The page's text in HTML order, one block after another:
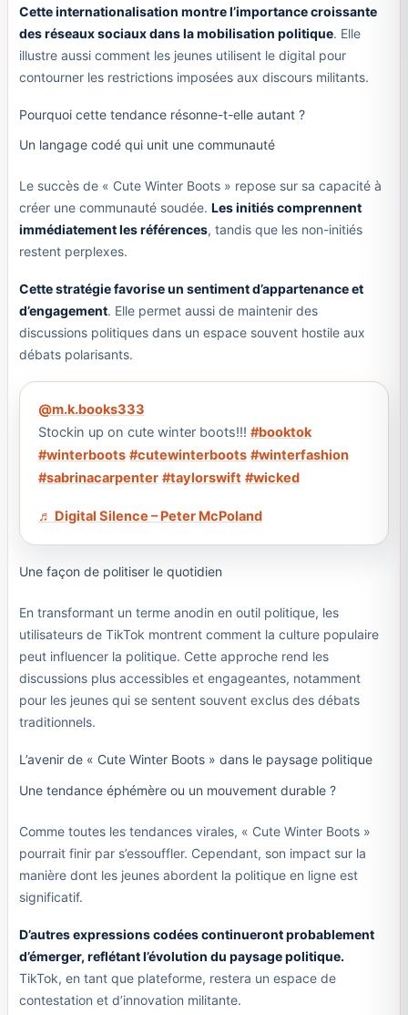
Cette internationalisation montre l’importance croissante
des réseaux sociaux dans la mobilisation politique. Elle
illustre aussi comment les jeunes utilisent le digital pour
contourner les restrictions imposées aux discours militants.
Pourquoi cette tendance résonne-t-elle autant ?
Un langage codé qui unit une communauté
Le succès de « Cute Winter Boots » repose sur sa capacité à
créer une communauté soudée. Les initiés comprennent
immédiatement les références, tandis que les non-initiés
restent perplexes.
Cette stratégie favorise un sentiment d’appartenance et
d’engagement. Elle permet aussi de maintenir des
discussions politiques dans un espace souvent hostile aux
débats polarisants.
@m.k.books333
Stockin up on cute winter boots!!! #booktok
#winterboots #cutewinterboots #winterfashion
#sabrinacarpenter #taylorswift #wicked
♬ Digital Silence – Peter McPoland
Une façon de politiser le quotidien
En transformant un terme anodin en outil politique, les
utilisateurs de TikTok montrent comment la culture populaire
peut influencer la politique. Cette approche rend les
discussions plus accessibles et engageantes, notamment
pour les jeunes qui se sentent souvent exclus des débats
traditionnels.
L’avenir de « Cute Winter Boots » dans le paysage politique
Une tendance éphémère ou un mouvement durable ?
Comme toutes les tendances virales, « Cute Winter Boots »
pourrait finir par s’essouffler. Cependant, son impact sur la
manière dont les jeunes abordent la politique en ligne est
significatif.
D’autres expressions codées continueront probablement
d’émerger, reflétant l’évolution du paysage politique.
TikTok, en tant que plateforme, restera un espace de
contestation et d’innovation militante.